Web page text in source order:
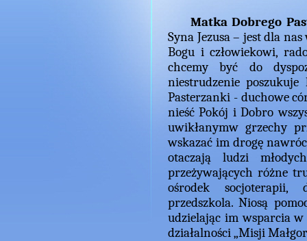
Matka Dobrego
Syna Jezusa – jest dla
Bogu i człowiekowi,
chcemy być do
niestrudzenie poszukuje
Pasterzanki - duchowe
nieść Pokój i Dobro
uwikłanymw grzechy
wskazać im drogę
otaczają ludzi
przeżywających różne
ośrodek socjoterapii,
przedszkola. Niosą
udzielając im wsparcia
działalności „Misji